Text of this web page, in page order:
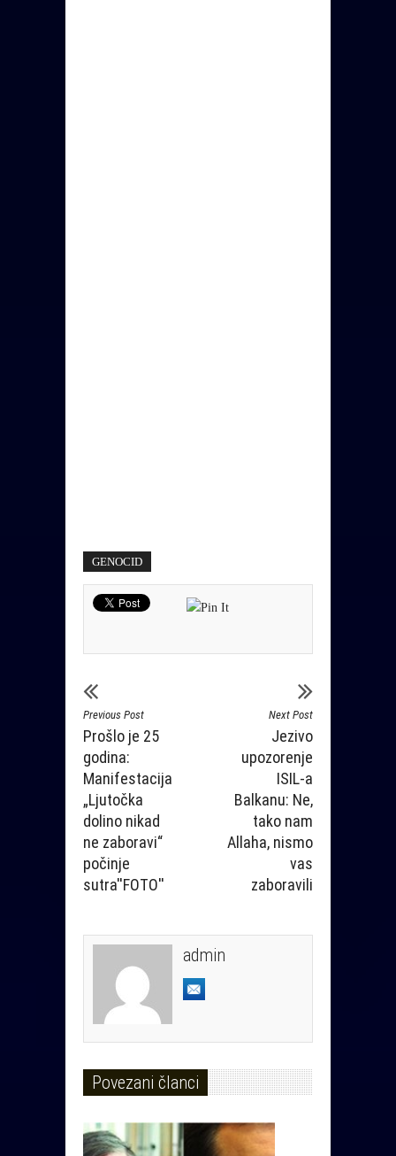
GENOCID
Previous Post
Prošlo je 25
godina:
Manifestacija
„Ljutočka
dolino nikad
ne zaboravi“
počinje
sutra''FOTO''
Next Post
Jezivo
upozorenje
ISIL-a
Balkanu: Ne,
tako nam
Allaha, nismo
vas
zaboravili
admin
Povezani članci